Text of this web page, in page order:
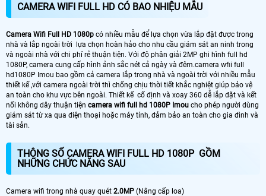
CAMERA WIFI FULL HD CÓ BAO NHIỆU MẪU
Camera Wifi Full HD 1080p có nhiều mẫu để lựa chọn vừa lắp đặt được trong
nhà và lắp ngoài trời lựa chọn hoàn hảo cho nhu cầu giám sát an ninh trong
và ngoài nhà với chi phí rẻ thuận tiện. Với độ phân giải 2MP ghi hình full hd
1080P, camera cung cấp hình ảnh sắc nét cả ngày và đêm.camera wfii full
hd1080P Imou bao gồm cả camera lắp trong nhà và ngoài trời với nhiều mẫu
thiết kế ,với camera ngoài trời thì chống chịu thời tiết khắc nghiệt giúp bảo vệ
an toàn cho khu vực bên ngoài. Thiết kế cố định và xoay 360 dễ lắp đặt và kết
nối không dây thuận tiện camera wifi full hd 1080P Imou cho phép người dùng
giám sát từ xa qua điện thoại hoặc máy tính, đảm bảo an toàn cho gia đình và
tài sản.
THÔNG SỐ CAMERA WIFI FULL HD 1080P GỒM
NHỮNG CHỨC NĂNG SAU
Camera wifi trong nhà quay quét 2.0MP (Nâng cấp loa)